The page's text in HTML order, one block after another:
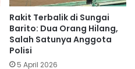
Rakit Terbalik di Sungai
Barito: Dua Orang Hilang,
Salah Satunya Anggota
Polisi
5 April 2026